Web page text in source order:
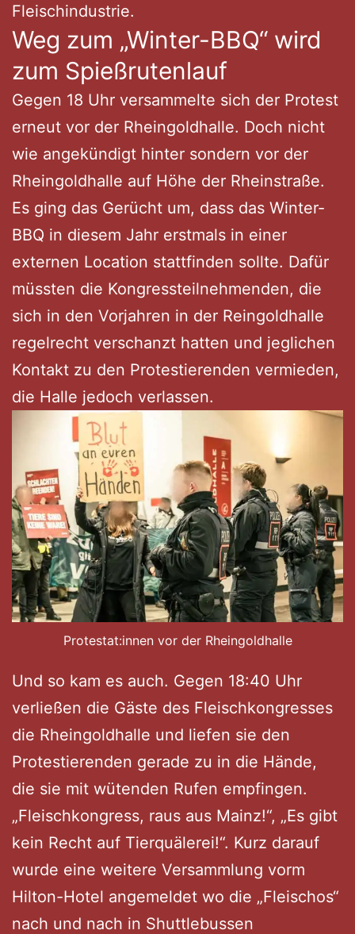
Fleischindustrie.
Weg zum „Winter-BBQ“ wird
zum Spießrutenlauf
Gegen 18 Uhr versammelte sich der Protest
erneut vor der Rheingoldhalle. Doch nicht
wie angekündigt hinter sondern vor der
Rheingoldhalle auf Höhe der Rheinstraße.
Es ging das Gerücht um, dass das Winter-
BBQ in diesem Jahr erstmals in einer
externen Location stattfinden sollte. Dafür
müssten die Kongressteilnehmenden, die
sich in den Vorjahren in der Reingoldhalle
regelrecht verschanzt hatten und jeglichen
Kontakt zu den Protestierenden vermieden,
die Halle jedoch verlassen.
Protestat:innen vor der Rheingoldhalle
Und so kam es auch. Gegen 18:40 Uhr
verließen die Gäste des Fleischkongresses
die Rheingoldhalle und liefen sie den
Protestierenden gerade zu in die Hände,
die sie mit wütenden Rufen empfingen.
„Fleischkongress, raus aus Mainz!“, „Es gibt
kein Recht auf Tierquälerei!“. Kurz darauf
wurde eine weitere Versammlung vorm
Hilton-Hotel angemeldet wo die „Fleischos“
nach und nach in Shuttlebussen